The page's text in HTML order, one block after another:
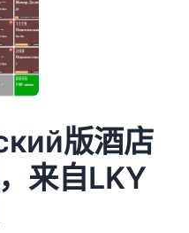
版酒店
来自LKY